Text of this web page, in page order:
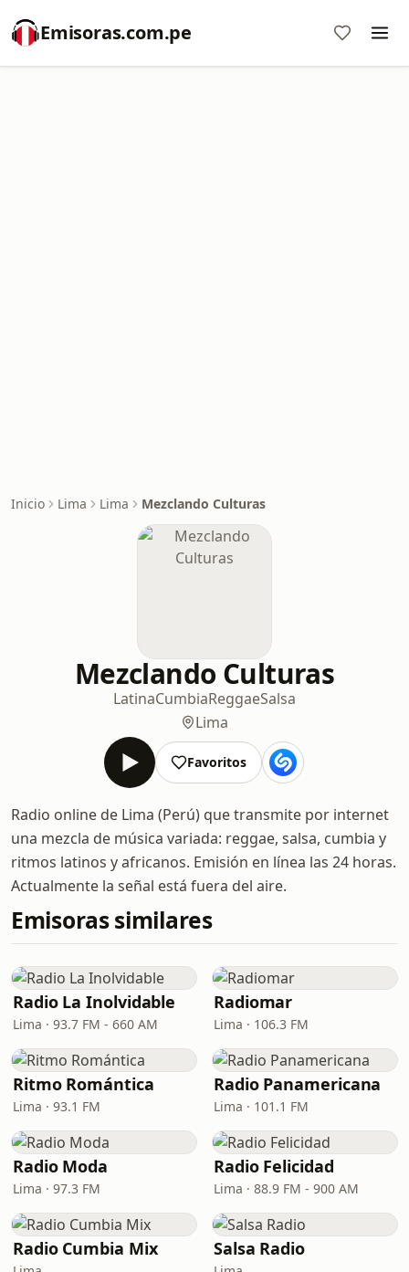
Emisoras.com.pe
Inicio Lima Lima Mezclando Culturas
Mezclando Culturas
LatinaCumbiaReggaeSalsa
Lima
Favoritos
Radio online de Lima (Perú) que transmite por internet
una mezcla de música variada: reggae, salsa, cumbia y
ritmos latinos y africanos. Emisión en línea las 24 horas.
Actualmente la señal está fuera del aire.
Emisoras similares
Radio La Inolvidable
Lima · 93.7 FM - 660 AM
Radiomar
Lima · 106.3 FM
Ritmo Romántica
Lima · 93.1 FM
Radio Panamericana
Lima · 101.1 FM
Radio Moda
Lima · 97.3 FM
Radio Felicidad
Lima · 88.9 FM - 900 AM
Radio Cumbia Mix Salsa Radio